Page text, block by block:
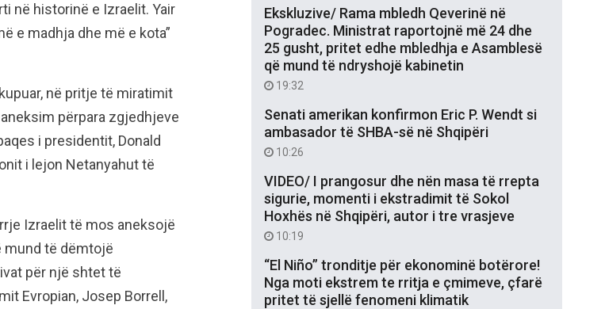
në historinë e Izraelit. Yair
e madhja dhe më e kota”
në pritje të miratimit
përpara zgjedhjeve
i presidentit, Donald
i lejon Netanyahut të
Izraelit të mos aneksojë
mund të dëmtojë
për një shtet të
Evropian, Josep Borrell,
Ekskluzive/ Rama mbledh Qeverinë në
Pogradec. Ministrat raportojnë më 24 dhe
25 gusht, pritet edhe mbledhja e Asamblesë
që mund të ndryshojë kabinetin
19:32
Senati amerikan konfirmon Eric P. Wendt si
ambasador të SHBA-së në Shqipëri
10:26
VIDEO/ I prangosur dhe nën masa të rrepta
sigurie, momenti i ekstradimit të Sokol
Hoxhës në Shqipëri, autor i tre vrasjeve
10:19
“El Niño” tronditje për ekonominë botërore!
Nga moti ekstrem te rritja e çmimeve, çfarë
pritet të sjellë fenomeni klimatik